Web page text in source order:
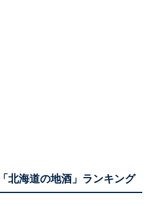
北海道の地酒」ランキング